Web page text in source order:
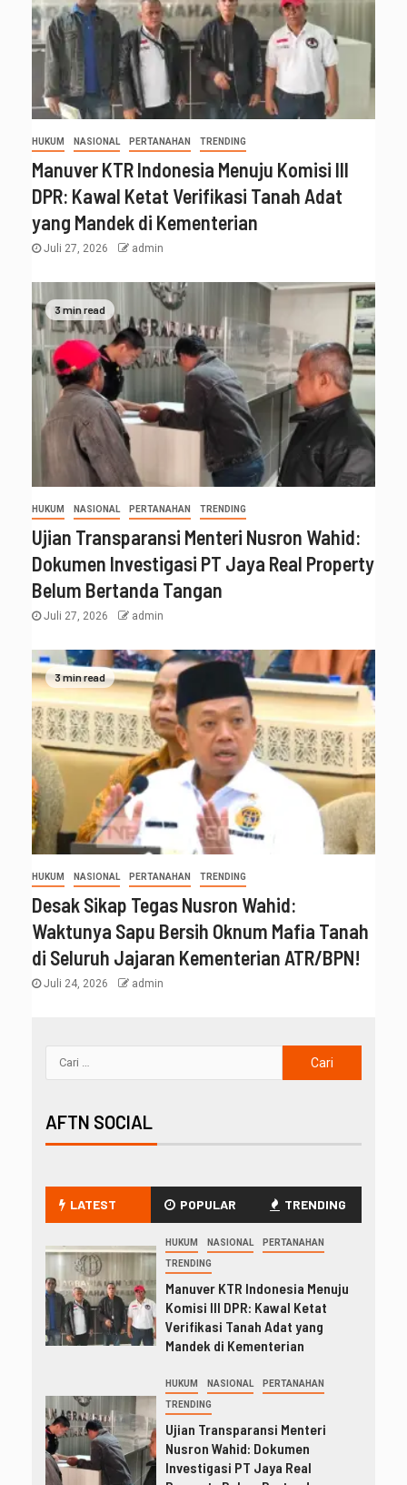
HUKUM NASIONAL PERTANAHAN TRENDING
Manuver KTR Indonesia Menuju Komisi III
DPR: Kawal Ketat Verifikasi Tanah Adat
yang Mandek di Kementerian
Juli 27, 2026 admin
3 min read
HUKUM NASIONAL PERTANAHAN TRENDING
Ujian Transparansi Menteri Nusron Wahid:
Dokumen Investigasi PT Jaya Real Property
Belum Bertanda Tangan
Juli 27, 2026 admin
3 min read
HUKUM NASIONAL PERTANAHAN TRENDING
Desak Sikap Tegas Nusron Wahid:
Waktunya Sapu Bersih Oknum Mafia Tanah
di Seluruh Jajaran Kementerian ATR/BPN!
Juli 24, 2026 admin
AFTN SOCIAL
LATEST POPULAR TRENDING
HUKUM NASIONAL PERTANAHAN
TRENDING
Manuver KTR Indonesia Menuju
Komisi III DPR: Kawal Ketat
Verifikasi Tanah Adat yang
Mandek di Kementerian
HUKUM NASIONAL PERTANAHAN
TRENDING
Ujian Transparansi Menteri
Nusron Wahid: Dokumen
Investigasi PT Jaya Real